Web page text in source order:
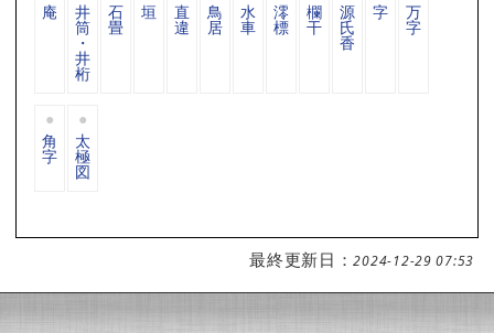
庵 井
筒
・
井
桁
石
畳
垣 直
違
鳥
居
水
車
澪
標
欄
干
源
氏
香
字 万
字
角
字
太
極
図
最終更新日：2024-12-29 07:53